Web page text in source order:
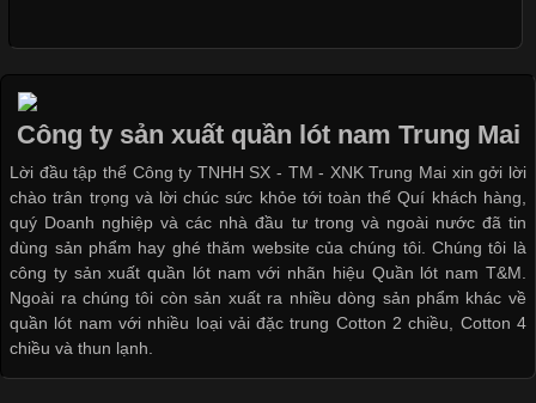
Vải thun là một trong những chất liệu được sử dụng rộng rãi
nhất trong ngành thời trang nhờ đặc tính co giãn, mềm mại và
thoải mái khi mặc. Từ áo thun, đồ thể thao cho đến đồ lót nam,
vải thun luôn đóng vai trò quan trọng trong quá trình sản xuất.
Hiện nay, nhu cầu tìm kiếm quần lót nam giá
Xu Hướng Form Áo Thun Phổ Biến Trong Ngành May Mặc
Công ty sản xuất quần lót nam Trung Mai
Lời đầu tập thể Công ty TNHH SX - TM - XNK Trung Mai xin gởi lời
chào trân trọng và lời chúc sức khỏe tới toàn thể Quí khách hàng,
quý Doanh nghiệp và các nhà đầu tư trong và ngoài nước đã tin
dùng sản phẩm hay ghé thăm website của chúng tôi. Chúng tôi là
công ty sản xuất quần lót nam với nhãn hiệu Quần lót nam T&M.
Ngoài ra chúng tôi còn sản xuất ra nhiều dòng sản phẩm khác về
quần lót nam với nhiều loại vải đặc trung Cotton 2 chiều, Cotton 4
chiều và thun lạnh.